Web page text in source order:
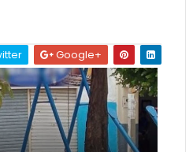
Google+